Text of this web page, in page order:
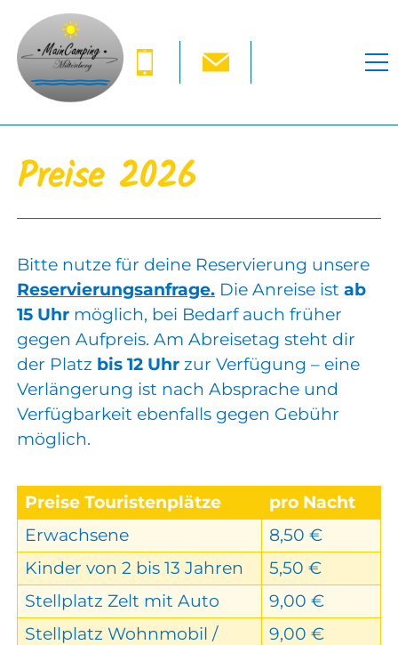
Preise 2026
Bitte nutze für deine Reservierung unsere
Reservierungsanfrage. Die Anreise ist ab
15 Uhr möglich, bei Bedarf auch früher
gegen Aufpreis. Am Abreisetag steht dir
der Platz bis 12 Uhr zur Verfügung – eine
Verlängerung ist nach Absprache und
Verfügbarkeit ebenfalls gegen Gebühr
möglich.
Preise Touristenplätze
pro Nacht
Erwachsene
8,50 €
Kinder von 2 bis 13 Jahren
5,50 €
Stellplatz Zelt mit Auto
9,00 €
Stellplatz Wohnmobil /
9,00 €